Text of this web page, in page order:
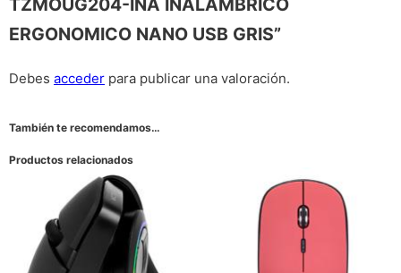
TZMOUG204-INA INALAMBRICO
ERGONOMICO NANO USB GRIS”
Debes acceder para publicar una valoración.
También te recomendamos…
Productos relacionados